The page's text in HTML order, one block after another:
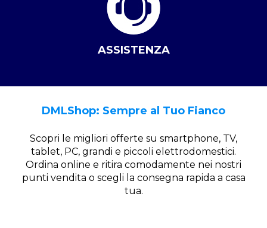
ASSISTENZA
DMLShop: Sempre al Tuo Fianco
Scopri le migliori offerte su smartphone, TV,
tablet, PC, grandi e piccoli elettrodomestici.
Ordina online e ritira comodamente nei nostri
punti vendita o scegli la consegna rapida a casa
tua.